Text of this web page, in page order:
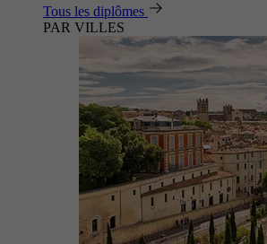
Tous les diplômes
PAR VILLES